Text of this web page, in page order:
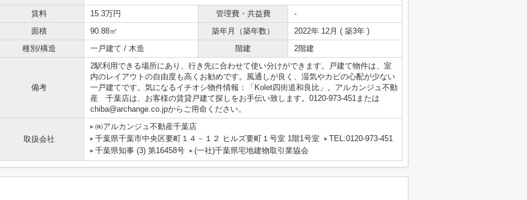
賃料 15.3万円 管理費・共益費
-
面積
90.88㎡ 築年月（築年数）
2022年 12月 ( 築3年 )
種別/構造
一戸建て / 木造 階建 2階建
備考
2駅利用できる場所にあり、行き先に合わせて使い分けができます。戸建て物件は、室
内のレイアウトの自由度も高くお勧めです。風通しが良く、湿気やカビの心配が少ない
一戸建てです。気になるイチオシ物件情報：「Kolet四街道和良比」。アルカンジュ不動
産 千葉店は、お客様の賃貸戸建て探しをお手伝い致します。0120-973-451または
chiba@archange.co.jpからご用命ください。
取扱会社
㈱アルカンジュ不動産千葉店
千葉県千葉市中央区要町１４－１２ ヒルズ要町１号室 1階1号室
TEL:0120-973-451
千葉県知事 (3) 第16458号
(一社)千葉県宅地建物取引業協会